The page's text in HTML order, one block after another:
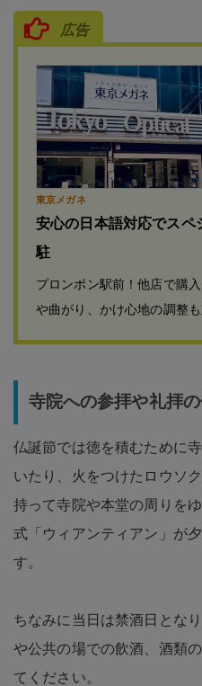
広告
東京メガネ
安心の日本語対応でスペ
駐
プロンポン駅前！他店で購
や曲がり、かけ心地の調整も
寺院への参拝や礼拝
仏誕節では徳を積むために
いたり、火をつけたロウソ
持って寺院や本堂の周りを
式「ウィアンティアン」が
す。
ちなみに当日は禁酒日とな
や公共の場での飲酒、酒類
てください。